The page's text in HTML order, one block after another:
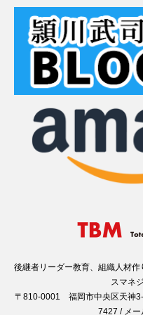
後継者リーダー教育、組織人材
スマネ
〒810-0001 福岡市中央区天
7427 / メ